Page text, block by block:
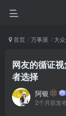
首页 万事屋 大
网友的循证
者选择
阿银
2个月前发